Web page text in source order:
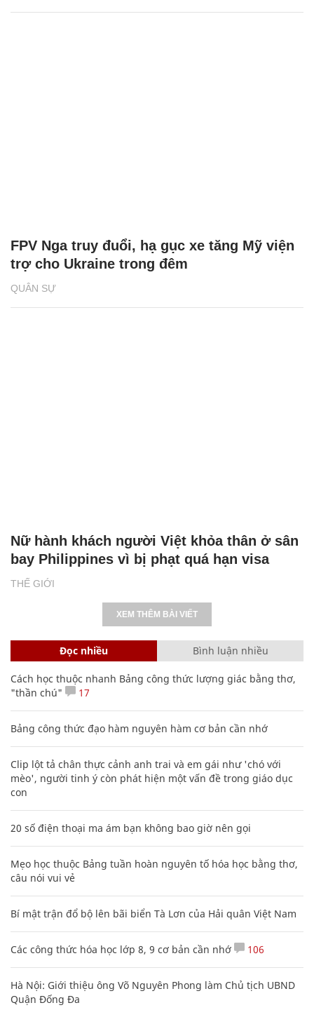
QUÂN SỰ
FPV Nga truy đuổi, hạ gục xe tăng Mỹ viện
trợ cho Ukraine trong đêm
THẾ GIỚI
Nữ hành khách người Việt khỏa thân ở sân
bay Philippines vì bị phạt quá hạn visa
XEM THÊM BÀI VIẾT
Đọc nhiều Bình luận nhiều
Cách học thuộc nhanh Bảng công thức lượng giác bằng thơ,
"thần chú"
17
Bảng công thức đạo hàm nguyên hàm cơ bản cần nhớ
Clip lột tả chân thực cảnh anh trai và em gái như 'chó với
mèo', người tinh ý còn phát hiện một vấn đề trong giáo dục
con
20 số điện thoại ma ám bạn không bao giờ nên gọi
Mẹo học thuộc Bảng tuần hoàn nguyên tố hóa học bằng thơ,
câu nói vui vẻ
Bí mật trận đổ bộ lên bãi biển Tà Lơn của Hải quân Việt Nam
Các công thức hóa học lớp 8, 9 cơ bản cần nhớ 106
Hà Nội: Giới thiệu ông Võ Nguyên Phong làm Chủ tịch UBND
Quận Đống Đa